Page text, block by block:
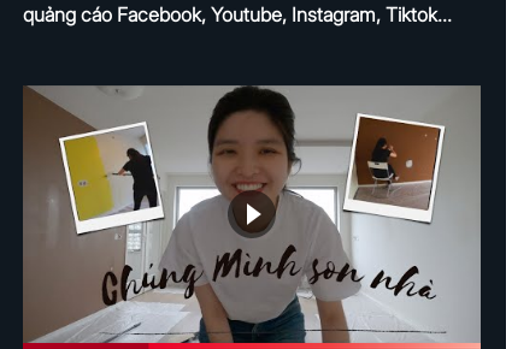
quảng cáo Facebook, Youtube, Instagram, Tiktok...